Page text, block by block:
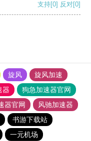
支持[0] 反对[0]
旋风
旋风加速
器
狗急加速器官网
器官网
风驰加速器
书游下载站
一元机场